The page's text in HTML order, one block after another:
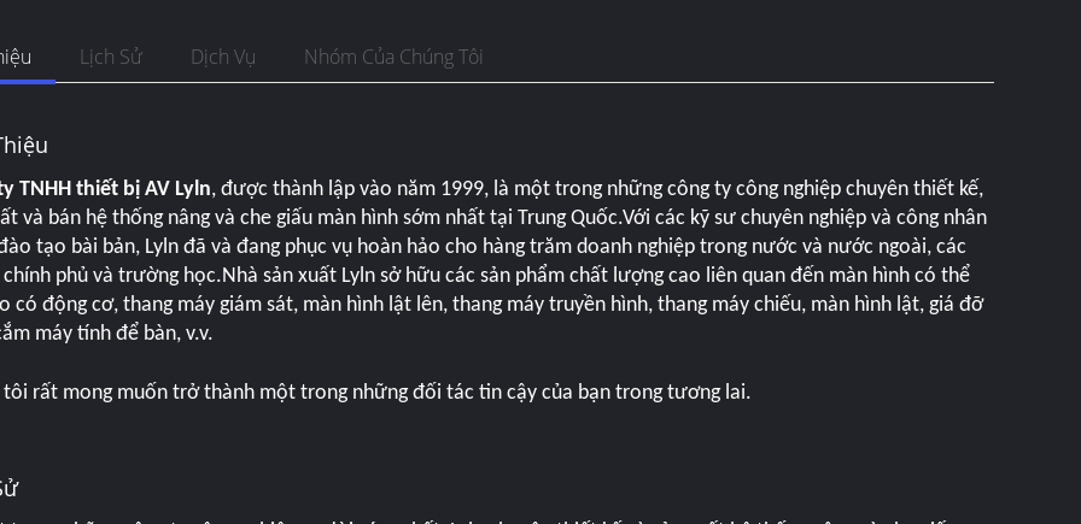
Lịch Sử Dịch Vụ Nhóm Của Chúng Tôi
TNHH thiết bị AV Lyln, được thành lập vào năm 1999, là một trong những công ty công nghiệp chuyên thiết kế,
và bán hệ thống nâng và che giấu màn hình sớm nhất tại Trung Quốc.Với các kỹ sư chuyên nghiệp và công nhân
tạo bài bản, Lyln đã và đang phục vụ hoàn hảo cho hàng trăm doanh nghiệp trong nước và nước ngoài, các
phủ và trường học.Nhà sản xuất Lyln sở hữu các sản phẩm chất lượng cao liên quan đến màn hình có thể
có động cơ, thang máy giám sát, màn hình lật lên, thang máy truyền hình, thang máy chiếu, màn hình lật, giá đỡ
máy tính để bàn, v.v.
tôi rất mong muốn trở thành một trong những đối tác tin cậy của bạn trong tương lai.